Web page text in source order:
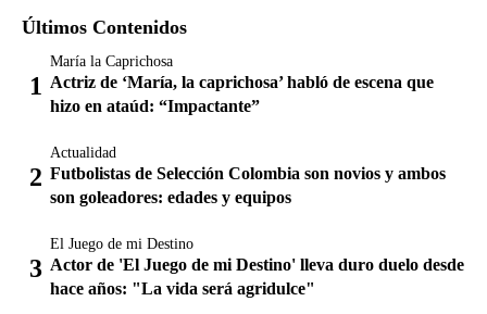
Últimos Contenidos
María la Caprichosa
Actriz de ‘María, la caprichosa’ habló de escena que
hizo en ataúd: “Impactante”
Actualidad
Futbolistas de Selección Colombia son novios y ambos
son goleadores: edades y equipos
El Juego de mi Destino
Actor de 'El Juego de mi Destino' lleva duro duelo desde
hace años: "La vida será agridulce"